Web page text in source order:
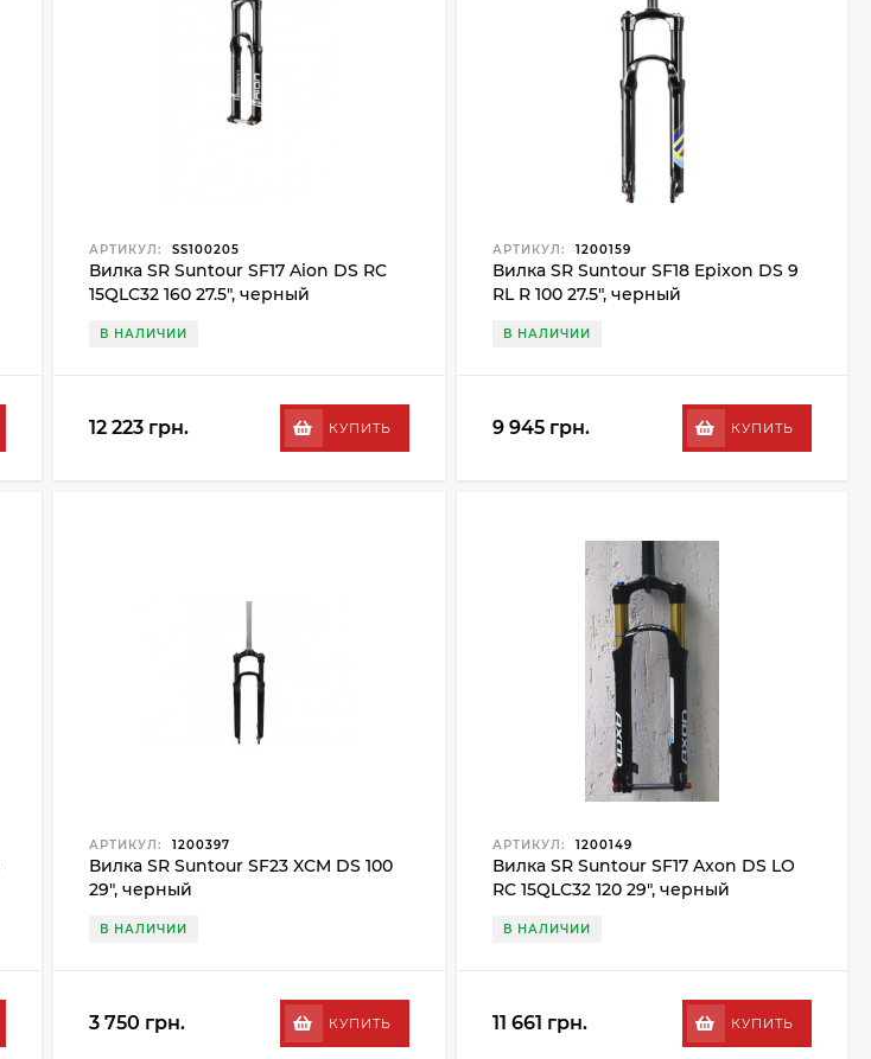
АРТИКУЛ: SS100205
Вилка SR Suntour SF17 Aion DS RC
15QLC32 160 27.5", черный
В НАЛИЧИИ
12 223 грн. КУПИТЬ
АРТИКУЛ: 1200159
Вилка SR Suntour SF18 Epixon DS 9
RL R 100 27.5", черный
В НАЛИЧИИ
9 945 грн. КУПИТЬ
АРТИКУЛ: 1200397
Вилка SR Suntour SF23 XCM DS 100
29", черный
В НАЛИЧИИ
3 750 грн. КУПИТЬ
АРТИКУЛ: 1200149
Вилка SR Suntour SF17 Axon DS LO
RC 15QLC32 120 29", черный
В НАЛИЧИИ
11 661 грн. КУПИТЬ